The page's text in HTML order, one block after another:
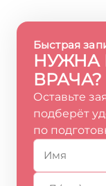
Быстрая
НУЖНА
ВРАЧА?
Оставьте
подберёт
по